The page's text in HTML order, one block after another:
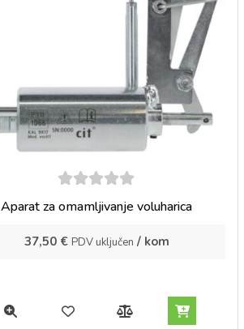
5
Aparat za omamljivanje voluharica
37,50 € PDV uključen / kom